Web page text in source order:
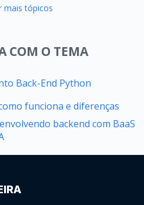
mais tópicos
COM O TEMA
Back-End Python
funciona e diferenças
backend com BaaS